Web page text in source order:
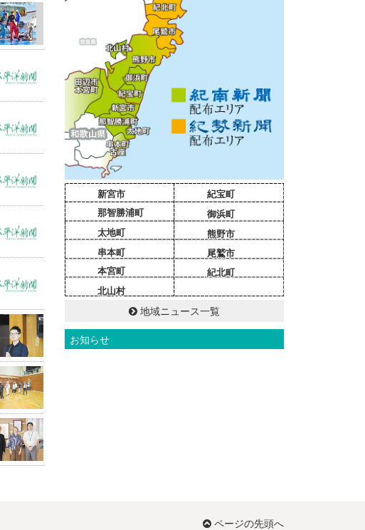
新宮市
那智勝浦町
太地町
串本町
本宮町
北山村
紀宝町
御浜町
熊野市
尾鷲市
紀北町
地域ニュース一覧
お知らせ
ページの先頭へ